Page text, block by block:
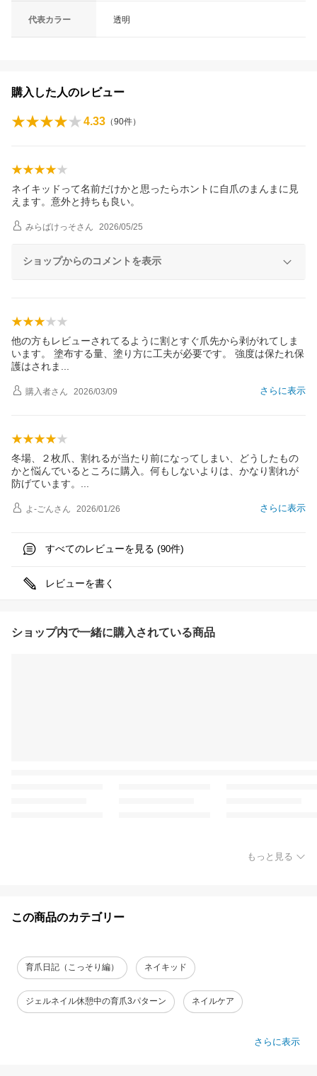
代表カラー 透明
購入した人のレビュー
4.33 （90件）
ネイキッドって名前だけかと思ったらホントに自爪のまんまに見
えます。意外と持ちも良い。
みらばけっそさん 2026/05/25
ショップからのコメントを表示
他の方もレビューされてるように割とすぐ爪先から剥がれてしま
います。 塗布する量、塗り方に工夫が必要です。 強度は保たれ保
護はされま
さらに表示
購入者さん 2026/03/09
冬場、２枚爪、割れるが当たり前になってしまい、どうしたもの
かと悩んでいるところに購入。何もしないよりは、かなり割れが
防げています。
さらに表示
よ-ごんさん 2026/01/26
すべてのレビューを見る (90件)
レビューを書く
ショップ内で一緒に購入されている商品
もっと見る
この商品のカテゴリー
育爪日記（こっそり編） ネイキッド
ジェルネイル休憩中の育爪3パターン ネイルケア
さらに表示